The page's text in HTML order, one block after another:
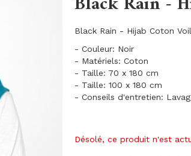
Black Rain - Hijab Coton
- Couleur: Noir
- Matériels: Coton
- Taille: 70 x 180 cm
- Taille: 100 x 180 cm
- Conseils d'entretien:
Désolé, ce produit n'est